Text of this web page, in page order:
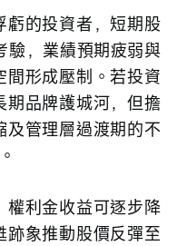
虧的投資者，短期股
驗，業績預期疲弱與
間形成壓制。若投資
期品牌護城河，但擔
及管理層過渡期的不
權利金收益可逐步降
象推動股價反彈至